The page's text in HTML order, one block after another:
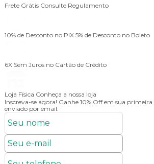
Frete Grátis Consulte Regulamento
10% de Desconto no PIX 5% de Desconto no Boleto
6X Sem Juros no Cartão de Crédito
Loja Física Conheça a nossa loja
Inscreva-se agora! Ganhe 10% Off em sua
enviado por email.